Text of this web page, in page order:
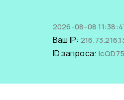
2026-08-08
Ваш IP:
ID запроса: